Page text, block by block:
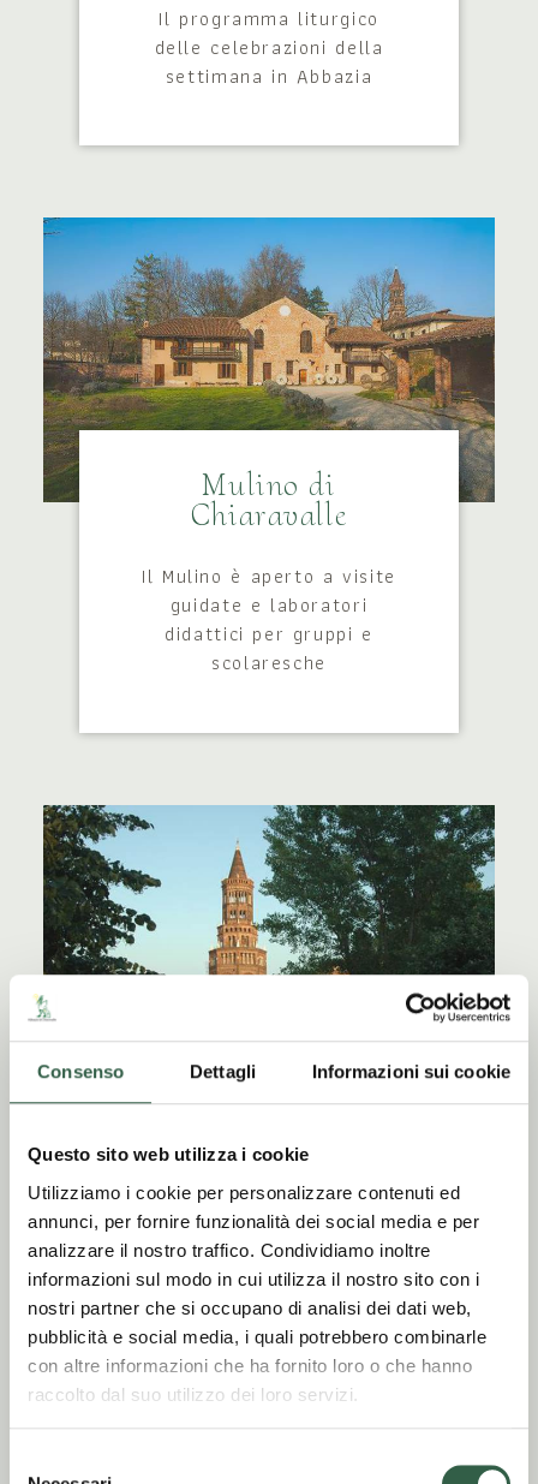
Consenso Dettagli Informazioni sui cookie
Questo sito web utilizza i cookie
Utilizziamo i cookie per personalizzare contenuti ed
annunci, per fornire funzionalità dei social media e per
analizzare il nostro traffico. Condividiamo inoltre
informazioni sul modo in cui utilizza il nostro sito con i
nostri partner che si occupano di analisi dei dati web,
pubblicità e social media, i quali potrebbero combinarle
con altre informazioni che ha fornito loro o che hanno
raccolto dal suo utilizzo dei loro servizi.
Il programma liturgico
delle celebrazioni della
settimana in Abbazia
Mulino di
Chiaravalle
Il Mulino è aperto a visite
guidate e laboratori
didattici per gruppi e
scolaresche
Visite guidate
guidate in Abbazia,
chiostro, Mulino e Cappella
San Bernardo